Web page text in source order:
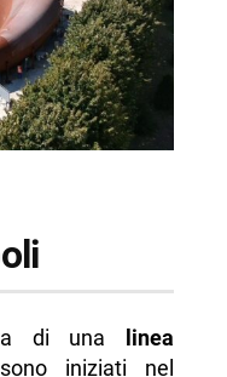
di una linea
iniziati nel